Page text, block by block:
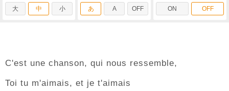
大 中 小 あ A OFF ON OFF
C'est une chanson, qui nous ressemble,
Toi tu m'aimais, et je t'aimais